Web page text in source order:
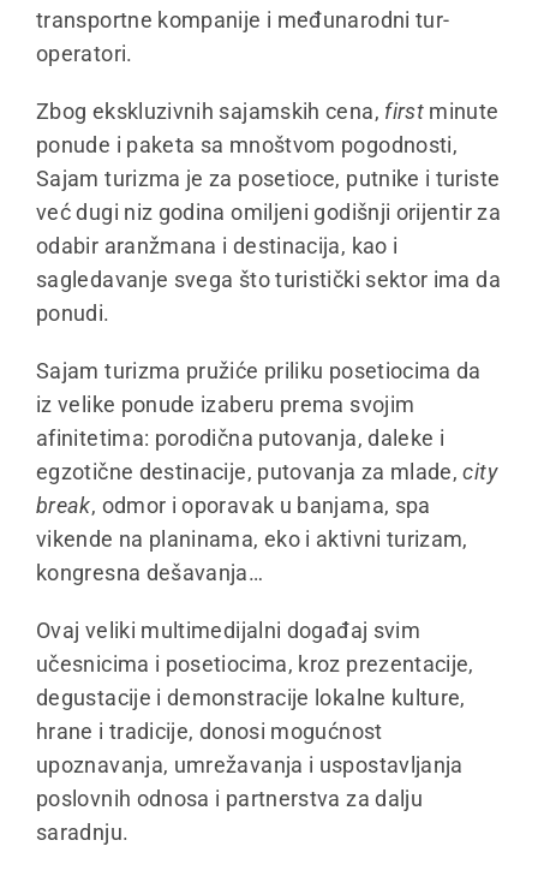
transportne kompanije i međunarodni tur-
operatori.
Zbog ekskluzivnih sajamskih cena, first minute
ponude i paketa sa mnoštvom pogodnosti,
Sajam turizma je za posetioce, putnike i turiste
već dugi niz godina omiljeni godišnji orijentir za
odabir aranžmana i destinacija, kao i
sagledavanje svega što turistički sektor ima da
ponudi.
Sajam turizma pružiće priliku posetiocima da
iz velike ponude izaberu prema svojim
afinitetima: porodična putovanja, daleke i
egzotične destinacije, putovanja za mlade,city
break, odmor i oporavak u banjama, spa
vikende na planinama, eko i aktivni turizam,
kongresna dešavanja…
Ovaj veliki multimedijalni događaj svim
učesnicima i posetiocima, kroz prezentacije,
degustacije i demonstracije lokalne kulture,
hrane i tradicije, donosi mogućnost
upoznavanja, umrežavanja i uspostavljanja
poslovnih odnosa i partnerstva za dalju
saradnju.